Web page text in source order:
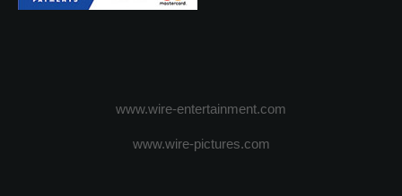
www.wire-entertainment.com
www.wire-pictures.com